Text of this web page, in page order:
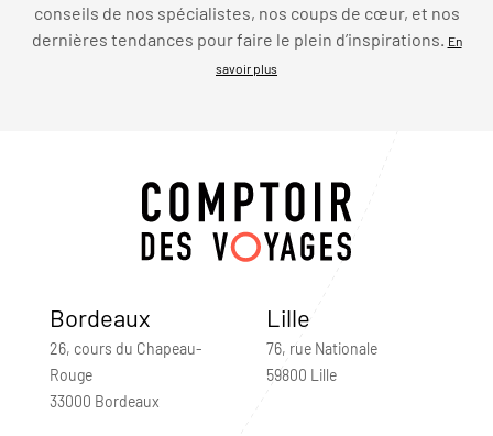
conseils de nos spécialistes, nos coups de cœur, et nos
dernières tendances pour faire le plein d’inspirations. En
savoir plus
Bordeaux
26, cours du Chapeau-
Rouge
33000 Bordeaux
Lille
76, rue Nationale
59800 Lille